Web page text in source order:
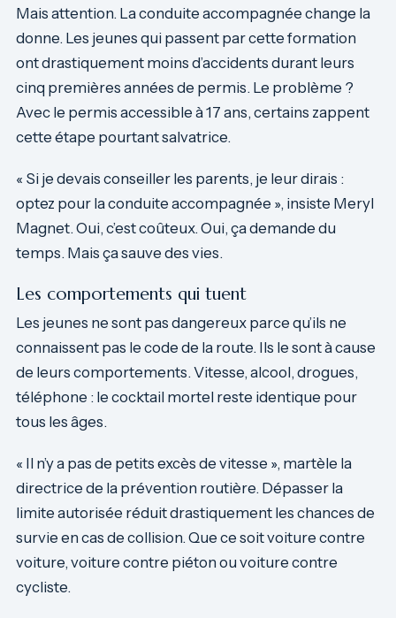
Mais attention. La conduite accompagnée change la
donne. Les jeunes qui passent par cette formation
ont drastiquement moins d’accidents durant leurs
cinq premières années de permis. Le problème ?
Avec le permis accessible à 17 ans, certains zappent
cette étape pourtant salvatrice.
« Si je devais conseiller les parents, je leur dirais :
optez pour la conduite accompagnée », insiste Meryl
Magnet. Oui, c’est coûteux. Oui, ça demande du
temps. Mais ça sauve des vies.
Les comportements qui tuent
Les jeunes ne sont pas dangereux parce qu’ils ne
connaissent pas le code de la route. Ils le sont à cause
de leurs comportements. Vitesse, alcool, drogues,
téléphone : le cocktail mortel reste identique pour
tous les âges.
« Il n’y a pas de petits excès de vitesse », martèle la
directrice de la prévention routière. Dépasser la
limite autorisée réduit drastiquement les chances de
survie en cas de collision. Que ce soit voiture contre
voiture, voiture contre piéton ou voiture contre
cycliste.